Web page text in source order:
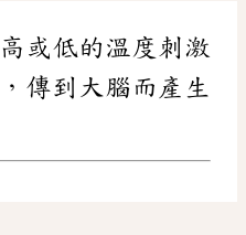
或低的溫度刺激
傳到大腦而產生